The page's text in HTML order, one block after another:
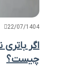
22/07/1404
اگر
چیست؟